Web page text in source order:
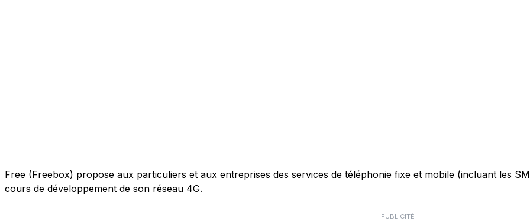
Free (Freebox) propose aux particuliers et aux entreprises des services de téléphonie fixe et mobile (incluant les
cours de développement de son réseau 4G.
PUBLICITÉ